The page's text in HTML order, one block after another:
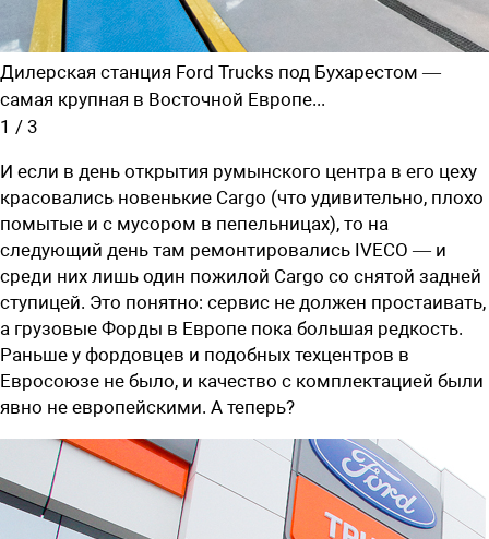
Дилерская станция Ford Trucks под Бухарестом —
самая крупная в Восточной Европе...
1 / 3
И если в день открытия румынского центра в его цеху
красовались новенькие Cargo (что удивительно, плохо
помытые и с мусором в пепельницах), то на
следующий день там ремонтировались IVECO — и
среди них лишь один пожилой Cargo со снятой задней
ступицей. Это понятно: сервис не должен простаивать,
а грузовые Форды в Европе пока большая редкость.
Раньше у фордовцев и подобных техцентров в
Евросоюзе не было, и качество с комплектацией были
явно не европейскими. А теперь?